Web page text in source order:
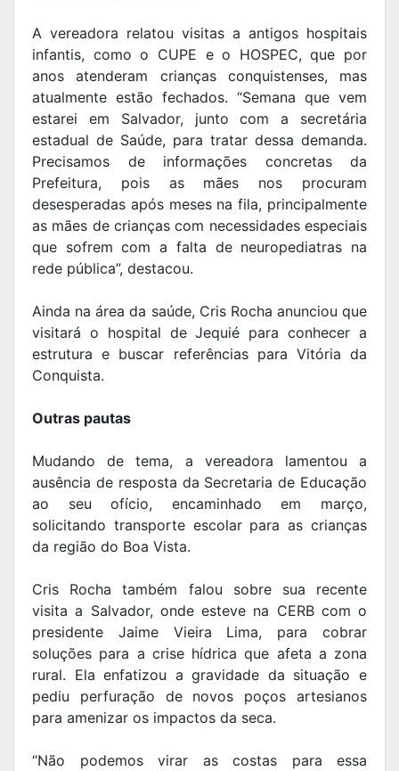
A vereadora relatou visitas a antigos hospitais
infantis, como o CUPE e o HOSPEC, que por
anos atenderam crianças conquistenses, mas
atualmente estão fechados. “Semana que vem
estarei em Salvador, junto com a secretária
estadual de Saúde, para tratar dessa demanda.
Precisamos de informações concretas da
Prefeitura, pois as mães nos procuram
desesperadas após meses na fila, principalmente
as mães de crianças com necessidades especiais
que sofrem com a falta de neuropediatras na
rede pública”, destacou.
Ainda na área da saúde, Cris Rocha anunciou que
visitará o hospital de Jequié para conhecer a
estrutura e buscar referências para Vitória da
Conquista.
Outras pautas
Mudando de tema, a vereadora lamentou a
ausência de resposta da Secretaria de Educação
ao seu ofício, encaminhado em março,
solicitando transporte escolar para as crianças
da região do Boa Vista.
Cris Rocha também falou sobre sua recente
visita a Salvador, onde esteve na CERB com o
presidente Jaime Vieira Lima, para cobrar
soluções para a crise hídrica que afeta a zona
rural. Ela enfatizou a gravidade da situação e
pediu perfuração de novos poços artesianos
para amenizar os impactos da seca.
“Não podemos virar as costas para essa